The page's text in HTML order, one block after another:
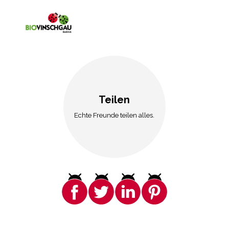
Teilen
Echte Freunde teilen alles.